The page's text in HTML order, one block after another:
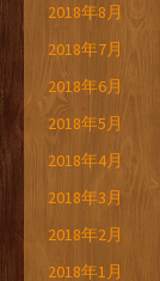
2018年8月
2018年7月
2018年6月
2018年5月
2018年4月
2018年3月
2018年2月
2018年1月